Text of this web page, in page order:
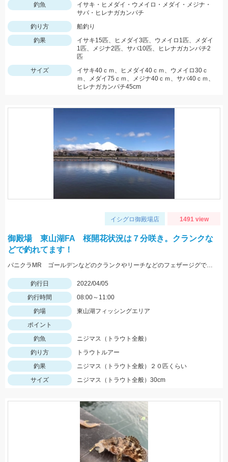
釣魚
イサキ・ヒメダイ・ウメイロ・メダイ・メジナ・
サバ・ヒレナガカンパチ
釣り方
船釣り
釣果
イサキ15匹、ヒメダイ3匹、ウメイロ1匹、メダイ
1匹、メジナ2匹、サバ10匹、ヒレナガカンパチ2
匹
サイズ
イサキ40ｃｍ、ヒメダイ40ｃｍ、ウメイロ30ｃ
ｍ、メダイ75ｃｍ、メジナ40ｃｍ、サバ40ｃｍ、
ヒレナガカンパチ45cm
イシグロ御殿場店 1491 view
御殿場 東山湖FA 桜開花状況は７分咲き。クランクな
どで釣れてます！
パニクラMR ゴールデンなどのクランクやリーチなどのフェザージグで良く釣れますよ～
釣行日
2022/04/05
釣行時間
08:00～11:00
釣場
東山湖フィッシングエリア
ポイント
釣魚
ニジマス（トラウト全般）
釣り方
トラウトルアー
釣果
ニジマス（トラウト全般）２０匹くらい
サイズ
ニジマス（トラウト全般）30cm